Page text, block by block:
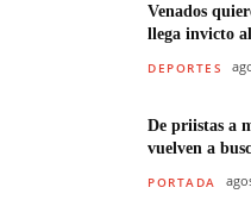
Venados
llega invicto
DEPORTES
De priistas a
vuelven a
PORTADA